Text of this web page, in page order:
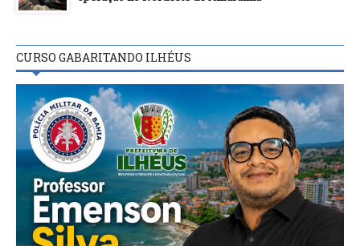
CURSO GABARITANDO ILHÉUS